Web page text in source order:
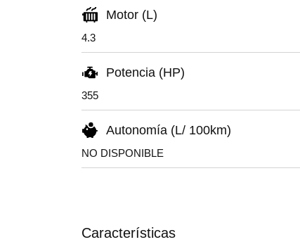
Motor (L)
4.3
Potencia (HP)
355
Autonomía (L/ 100km)
NO DISPONIBLE
Características